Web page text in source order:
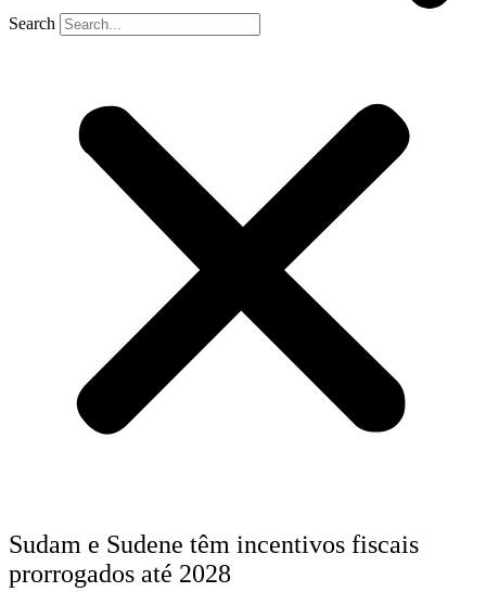
Search
Sudam e Sudene têm incentivos fiscais
prorrogados até 2028